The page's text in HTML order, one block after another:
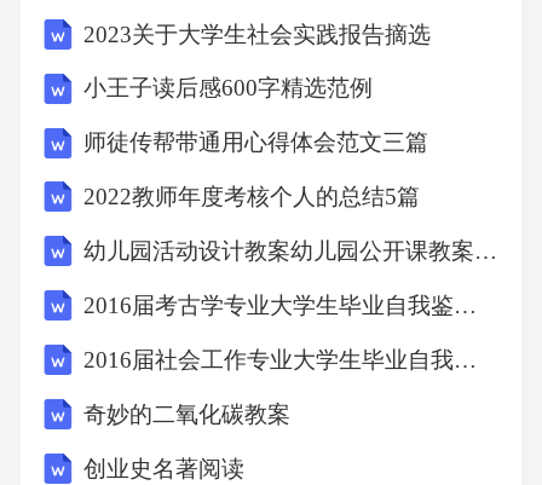
9℃，融霜升温2.7℃，库体表面不凝露。【附件
2.10：检测报告2】7、社会评价技术成果的先进
性、实用性得到社会广泛认可，《中国食品
报》、《浙江在线》、《宁波电视台》等先后
报道。五、直接经济效益、推广应用情况和社
（单位：万元）单位名称新增应用量新增销售
收入（单位：万元）新增税收（单位：万元）
新增利润（单位：万元）2016年2017年2018年2
016年2017年2018年2016年2017年2018年2016年
2017年2018年天津新技术产业园区大远东制冷
设备工程技术有限公司68200m372045m385520m
2023关于大学生社会实践报告摘选
小王子读后感600字精选范例
师徒传帮带通用心得体会范文三篇
2022教师年度考核个人的总结5篇
幼儿园活动设计教案幼儿园公开课教案20篇
2016届考古学专业大学生毕业自我鉴定优秀范文
2016届社会工作专业大学生毕业自我鉴定优秀范文
奇妙的二氧化碳教案
创业史名著阅读